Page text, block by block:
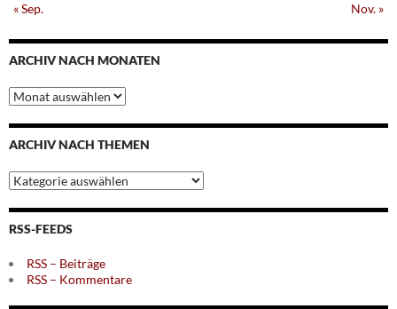
« Sep.
Nov. »
ARCHIV NACH MONATEN
Archiv
nach
Monaten
ARCHIV NACH THEMEN
Archiv
nach
Themen
RSS-FEEDS
RSS – Beiträge
RSS – Kommentare